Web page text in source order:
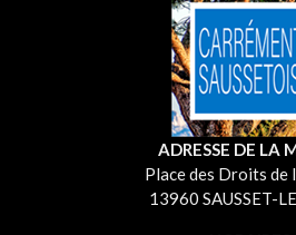
ADRESSE DE LA
Place des Droits de
13960 SAUSSET-